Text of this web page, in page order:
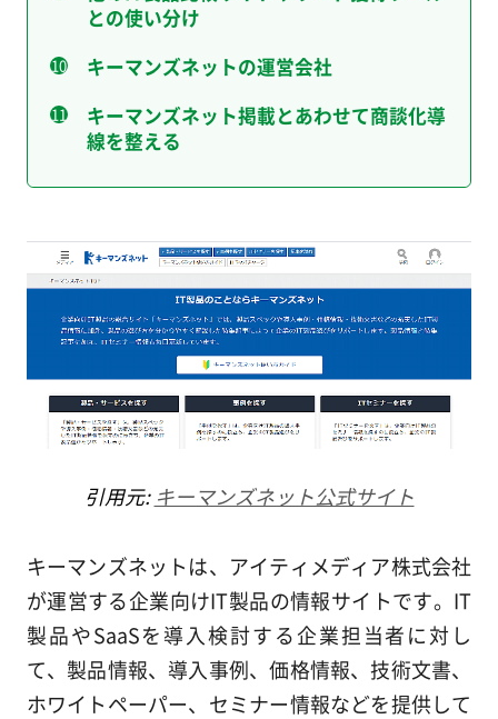
との使い分け
キーマンズネットの運営会社
キーマンズネット掲載とあわせて商談化導
線を整える
引用元: キーマンズネット公式サイト
キーマンズネットは、アイティメディア株式会社
が運営する企業向けIT製品の情報サイトです。IT
製品やSaaSを導入検討する企業担当者に対し
て、製品情報、導入事例、価格情報、技術文書、
ホワイトペーパー、セミナー情報などを提供して